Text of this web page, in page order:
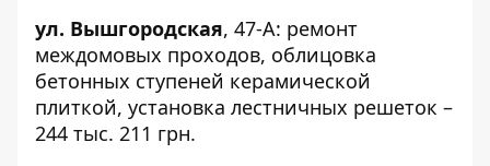
ул. Вышгородская, 47-А: ремонт
междомовых проходов, облицовка
бетонных ступеней керамической
плиткой, установка лестничных решеток –
244 тыс. 211 грн.